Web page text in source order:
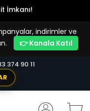
İmkanı!
indirimler ve
👉 Kanala Katıl
374 90 11